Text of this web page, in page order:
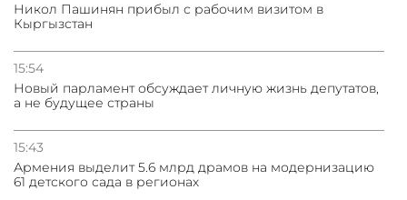
Никол Пашинян прибыл с рабочим визитом в
Кыргызстан
15:54
Новый парламент обсуждает личную жизнь депутатов,
а не будущее страны
15:43
Армения выделит 5.6 млрд драмов на модернизацию
61 детского сада в регионах